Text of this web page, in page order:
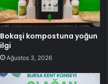
Bokaşi kompostuna yoğun
ilgi
Ağustos 3, 2026